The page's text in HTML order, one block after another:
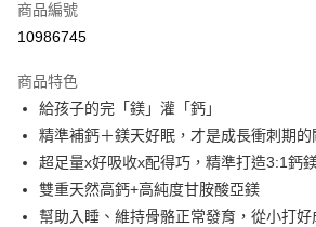
超商取貨付款
Apple Pay
悠遊付
大哥付你分期
相關說明
商品編號
10986745
商品特色
給孩子的完「鎂」灌「鈣」
精準補鈣＋鎂天好眠，才是成長衝刺期的
超足量x好吸收x配得巧，精準打造3:1鈣
雙重天然高鈣+高純度甘胺酸亞鎂
幫助入睡、維持骨骼正常發育，從小打好